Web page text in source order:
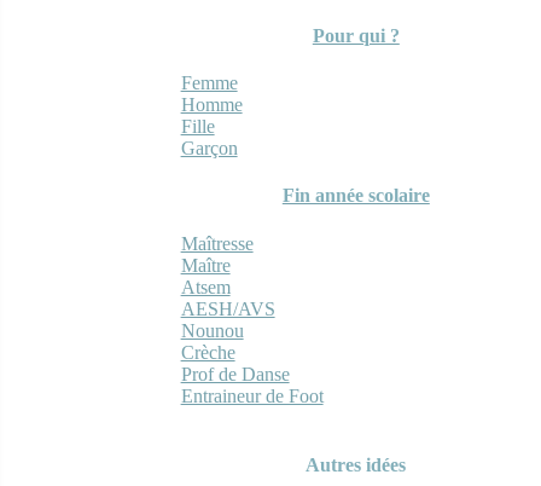
Pour qui ?
Femme
Homme
Fille
Garçon
Fin année scolaire
Maîtresse
Maître
Atsem
AESH/AVS
Nounou
Crèche
Prof de Danse
Entraineur de Foot
Autres idées